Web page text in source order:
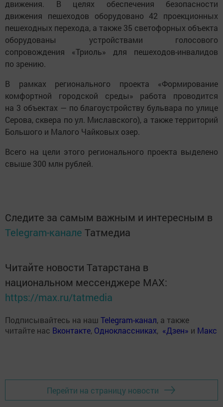
движения. В целях обеспечения безопасности
движения пешеходов оборудовано 42 проекционных
пешеходных перехода, а также 35 светофорных объекта
оборудованы устройствами голосового
сопровождения «Триоль» для пешеходов-инвалидов
по зрению.
В рамках регионального проекта «Формирование
комфортной городской среды» работа проводится
на 3 объектах — по благоустройству бульвара по улице
Серова, сквера по ул. Миславского), а также территорий
Большого и Малого Чайковых озер.
Всего на цели этого регионального проекта выделено
свыше 300 млн рублей.
Следите за самым важным и интересным в
Telegram-канале Татмедиа
Читайте новости Татарстана в
национальном мессенджере MАХ:
https://max.ru/tatmedia
Подписывайтесь на наш Telegram-канал, а также
читайте нас Вконтакте, Одноклассниках, «Дзен» и Макс
Перейти на страницу новости